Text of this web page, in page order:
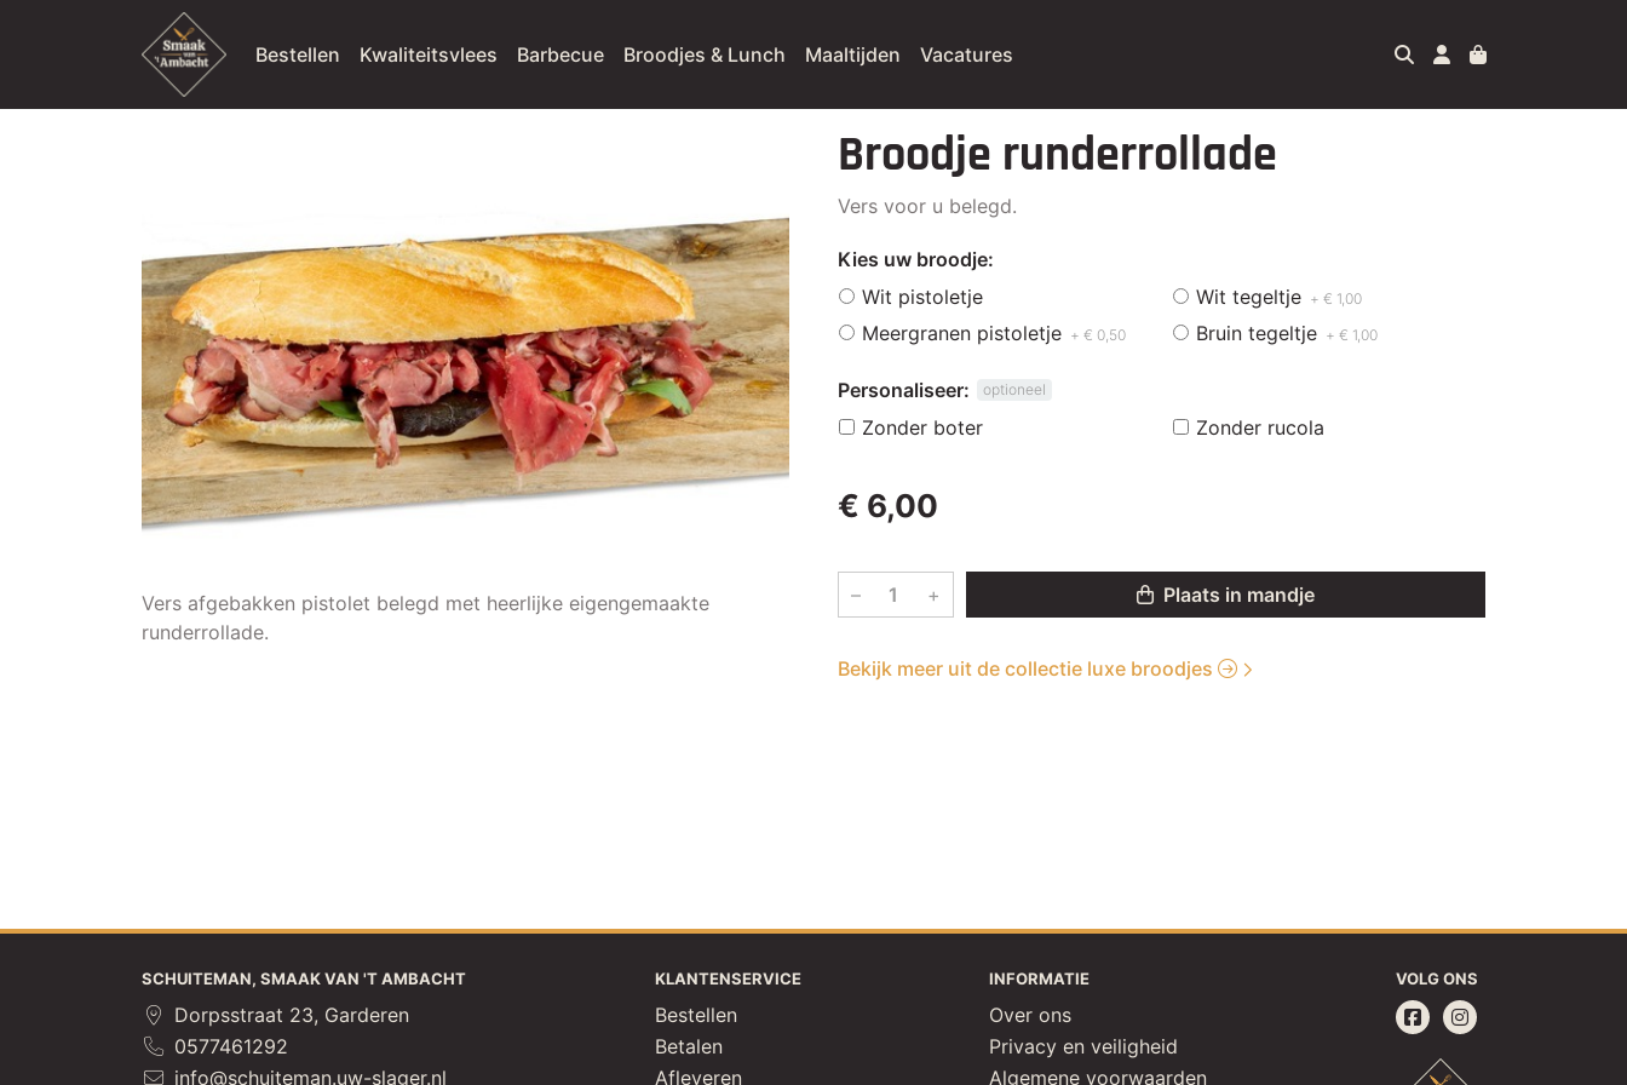
Bestellen Kwaliteitsvlees Barbecue Broodjes & Lunch Maaltijden Vacatures
Vers afgebakken pistolet belegd met heerlijke eigengemaakte
runderrollade.
Broodje runderrollade
Vers voor u belegd.
Kies uw broodje:
Wit pistoletje
Meergranen pistoletje + € 0,50
Wit tegeltje + € 1,00
Bruin tegeltje + € 1,00
Personaliseer: optioneel
Zonder boter Zonder rucola
€ 6,00
– + Plaats in mandje
Bekijk meer uit de collectie luxe broodjes
SCHUITEMAN, SMAAK VAN 'T AMBACHT
Dorpsstraat 23, Garderen
0577461292
info@schuiteman.uw-slager.nl
KLANTENSERVICE
Bestellen
Betalen
Afleveren
INFORMATIE
Over ons
Privacy en veiligheid
Algemene voorwaarden
VOLG ONS